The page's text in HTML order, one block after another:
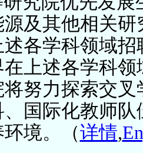
及其他相关
述各学科领域
上述各学科
努力探索交
、国际化教师
境。（详情,